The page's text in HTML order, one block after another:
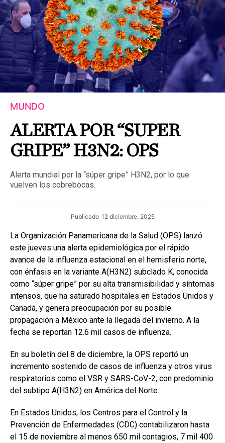
MUNDO
ALERTA POR “SUPER
GRIPE” H3N2: OPS
Alerta mundial por la “súper gripe” H3N2, por lo que
vuelven los cobrebocas.
Publicado 12 diciembre, 2025
La Organización Panamericana de la Salud (OPS) lanzó
este jueves una alerta epidemiológica por el rápido
avance de la influenza estacional en el hemisferio norte,
con énfasis en la variante A(H3N2) subclado K, conocida
como “súper gripe” por su alta transmisibilidad y síntomas
intensos, que ha saturado hospitales en Estados Unidos y
Canadá, y genera preocupación por su posible
propagación a México ante la llegada del invierno. A la
fecha se reportan 12.6 mil casos de influenza.
En su boletín del 8 de diciembre, la OPS reportó un
incremento sostenido de casos de influenza y otros virus
respiratorios como el VSR y SARS-CoV-2, con predominio
del subtipo A(H3N2) en América del Norte.
En Estados Unidos, los Centros para el Control y la
Prevención de Enfermedades (CDC) contabilizaron hasta
el 15 de noviembre al menos 650 mil contagios, 7 mil 400